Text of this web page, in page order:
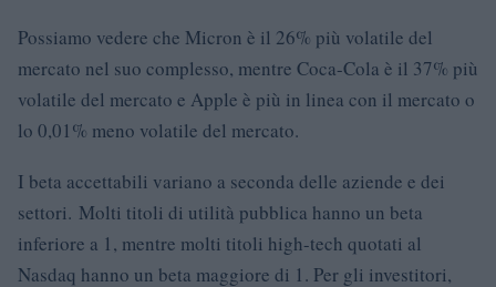
Possiamo vedere che Micron è il 26% più volatile del
mercato nel suo complesso, mentre Coca-Cola è il 37% più
volatile del mercato e Apple è più in linea con il mercato o
lo 0,01% meno volatile del mercato.
I beta accettabili variano a seconda delle aziende e dei
settori. Molti titoli di utilità pubblica hanno un beta
inferiore a 1, mentre molti titoli high-tech quotati al
Nasdaq hanno un beta maggiore di 1. Per gli investitori,